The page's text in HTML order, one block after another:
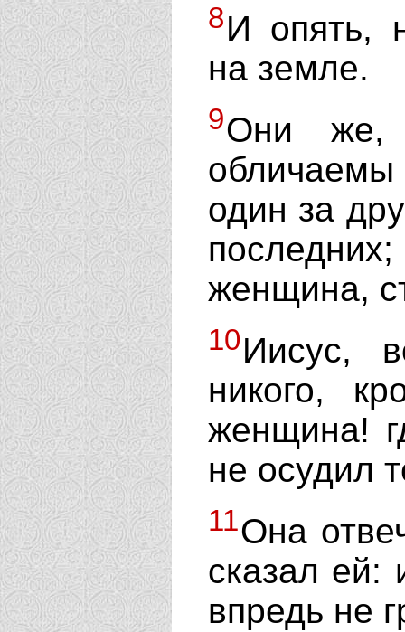
8И опять,
на земле.
9Они
один за
женщина,
10Иисус,
никого,
женщина!
не осудил
11Она
сказал
впредь не